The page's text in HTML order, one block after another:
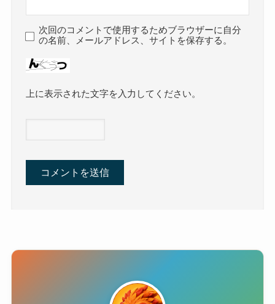
次回のコメントで使用するためブラウザーに自分
の名前、メールアドレス、サイトを保存する。
上に表示された文字を入力してください。